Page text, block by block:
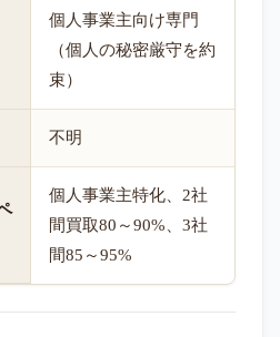
個人事業主向け専門
（個人の秘密厳守を約
束）
不明
個人事業主特化、2社
間買取80～90%、3社
間85～95%